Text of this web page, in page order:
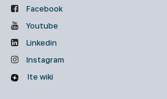
Facebook
Youtube
Linkedin
Instagram
Ite wiki